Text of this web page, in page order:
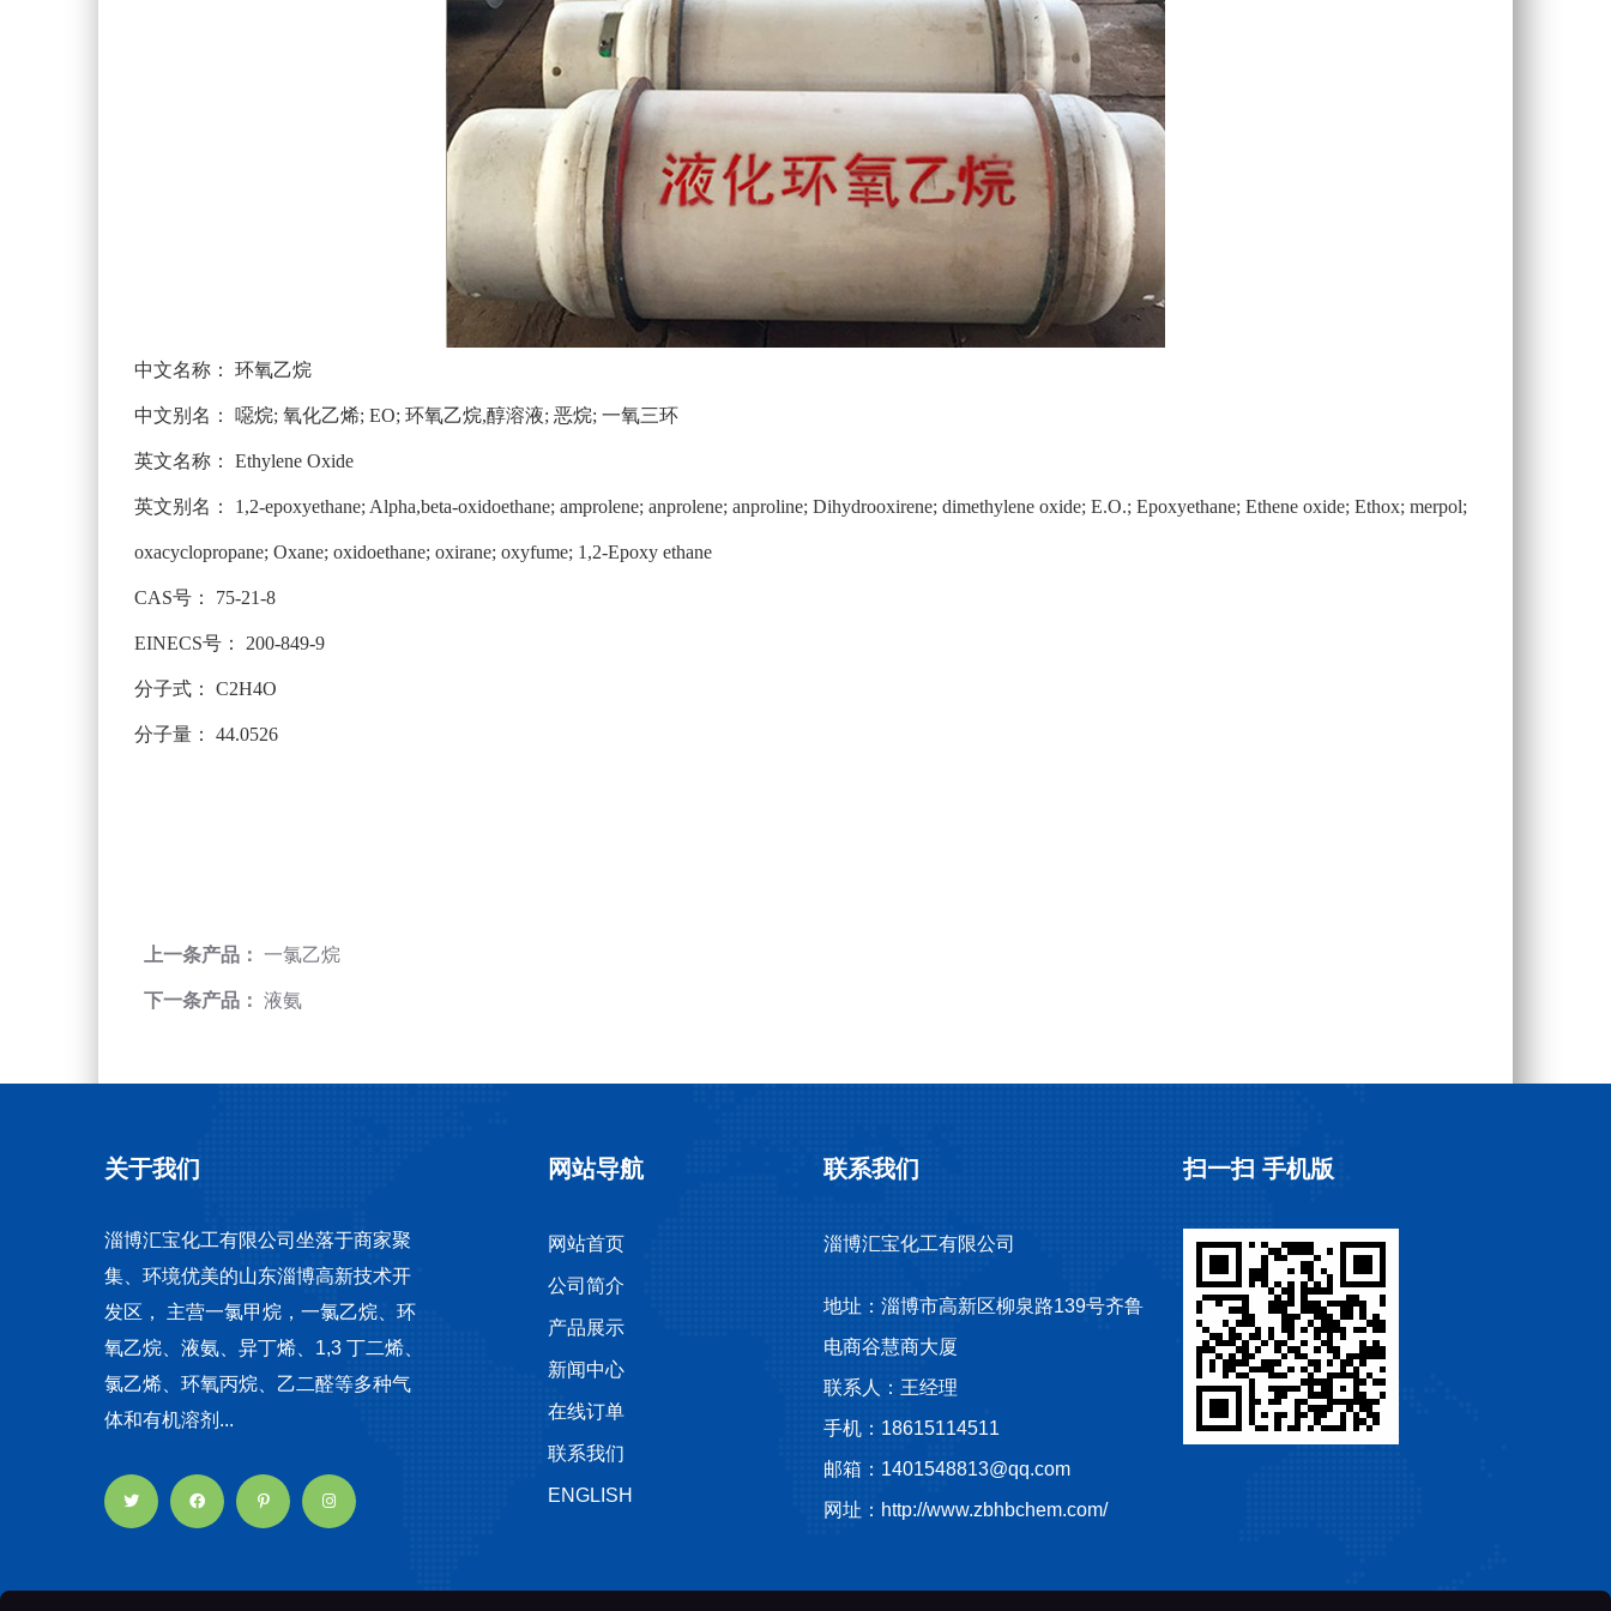
中文名称： 环氧乙烷
中文别名： 噁烷; 氧化乙烯; EO; 环氧乙烷,醇溶液; 恶烷; 一氧三环
英文名称： Ethylene Oxide
英文别名： 1,2-epoxyethane; Alpha,beta-oxidoethane; amprolene; anprolene; anproline; Dihydrooxirene; dimethylene oxide; E.O.; Epoxyethane; Ethene oxide; Ethox; merpol;
oxacyclopropane; Oxane; oxidoethane; oxirane; oxyfume; 1,2-Epoxy ethane
CAS号： 75-21-8
EINECS号： 200-849-9
分子式： C2H4O
分子量： 44.0526
上一条产品： 一氯乙烷
下一条产品： 液氨
关于我们
淄博汇宝化工有限公司坐落于商家聚
集、环境优美的山东淄博高新技术开
发区， 主营一氯甲烷，一氯乙烷、环
氧乙烷、液氨、异丁烯、1,3 丁二烯、
氯乙烯、环氧丙烷、乙二醛等多种气
体和有机溶剂...
网站导航
网站首页
公司简介
产品展示
新闻中心
在线订单
联系我们
ENGLISH
联系我们
淄博汇宝化工有限公司
地址：淄博市高新区柳泉路139号齐鲁
电商谷慧商大厦
联系人：王经理
手机：18615114511
邮箱：1401548813@qq.com
网址：http://www.zbhbchem.com/
扫一扫 手机版